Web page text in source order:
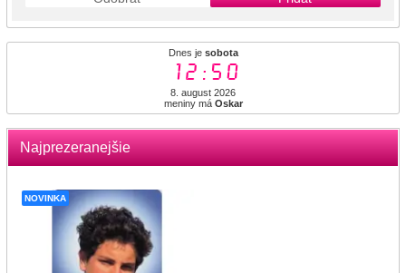
Dnes je sobota
12:50
8. august 2026
meniny má Oskar
Najprezeranejšie
NOVINKA